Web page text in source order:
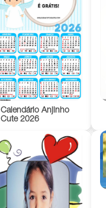
Calendário Anjinho
Cute 2026